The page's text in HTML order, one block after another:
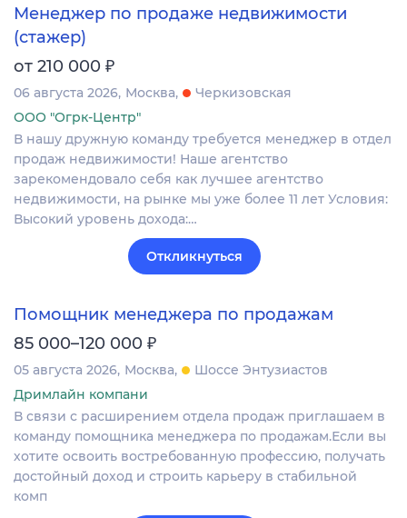
Менеджер по продаже недвижимости
(стажер)
от 210 000 ₽
06 августа 2026 Москва
Черкизовская
ООО "Огрк-Центр"
В нашу дружную команду требуется менеджер в отдел
продаж недвижимости! Наше агентство
зарекомендовало себя как лучшее агентство
недвижимости, на рынке мы уже более 11 лет Условия:
Высокий уровень дохода:…
Откликнуться
Помощник менеджера по продажам
85 000–120 000 ₽
05 августа 2026 Москва
Шоссе Энтузиастов
Дримлайн компани
В связи с расширением отдела продаж приглашаем в
команду помощника менеджера по продажам.Если вы
хотите освоить востребованную профессию, получать
достойный доход и строить карьеру в стабильной
комп